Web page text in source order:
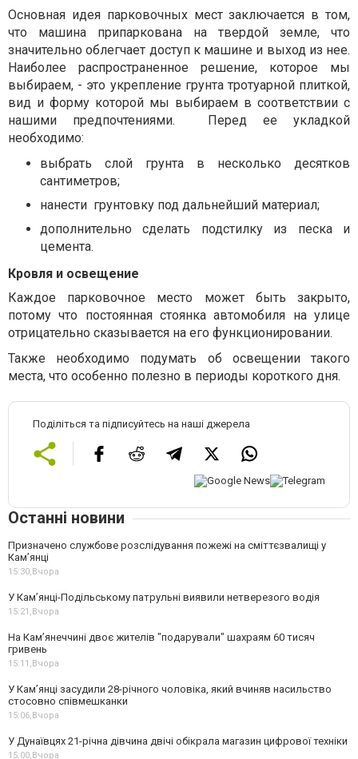
Основная идея парковочных мест заключается в том,
что машина припаркована на твердой земле, что
значительно облегчает доступ к машине и выход из нее.
Наиболее распространенное решение, которое мы
выбираем, - это укрепление грунта тротуарной плиткой,
вид и форму которой мы выбираем в соответствии с
нашими предпочтениями.
Перед ее укладкой
необходимо:
выбрать слой грунта в несколько десятков
сантиметров;
нанести грунтовку под дальнейший материал;
дополнительно сделать подстилку из песка и
цемента.
Кровля и освещение
Каждое парковочное место может быть закрыто,
потому что постоянная стоянка автомобиля на улице
отрицательно сказывается на его функционировании.
Также необходимо подумать об освещении такого
места, что особенно полезно в периоды короткого дня.
Поділіться та підписуйтесь на наші джерела
Останні новини
Призначено службове розслідування пожежі на сміттєзвалищі у
Кам’янці
15:30,Вчора
У Кам’янці-Подільському патрульні виявили нетверезого водія
15:21,Вчора
На Камʼянеччині двоє жителів "подарували" шахраям 60 тисяч
гривень
15:11,Вчора
У Камʼянці засудили 28-річного чоловіка, який вчиняв насильство
стосовно співмешканки
15:06,Вчора
У Дунаївцях 21-річна дівчина двічі обікрала магазин цифрової техніки
15:00,Вчора